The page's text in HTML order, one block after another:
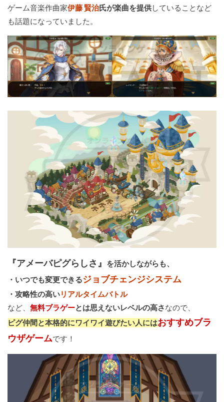
ゲーム音楽作曲家伊藤 賢治氏が楽曲を提供していることなど
も話題になっていました。
『アメーバピグらしさ』 を活かしながらも、
・いつでも変更できるジョブチェンジシステム
・攻略性の高いリアルタイムバトル
など、 無料ブラゲーとは思えないレベルの高さなので、
ピグ仲間と本格的にワイワイ遊びたい人にはおすすめブラ
ウザゲームです！